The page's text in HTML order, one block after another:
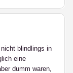
nicht blindlings in
eine
dumm waren,